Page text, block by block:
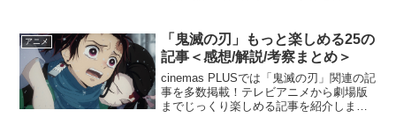
との境い目が鮮明にテレビアニメ「鬼滅
の刃」無限列車編が...
アニメ
「鬼滅の刃」もっと楽しめる25の
記事＜感想/解説/考察まとめ＞
cinemas PLUSでは「鬼滅の刃」関連の記
事を多数掲載！テレビアニメから劇場版
までじっくり楽しめる記事を紹介しま